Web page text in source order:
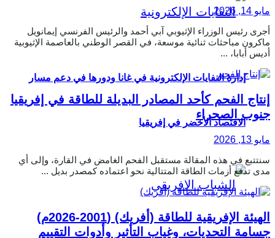
إدارة النفايات الإلكترونية في غانا ودورها في دعم مسار
الاقتصاد الأخضر في إفريقيا
مايو 14, 2026
أجرى رئيس الوزراء الإثيوبي آبي أحمد والرئيس الفرنسي إيمانويل
ماكرون مباحثات ثنائية موسعة، في القصر الوطني بالعاصمة الإثيوبية
أديس أبابا، ...
إنتاج الفحم كأحد المصادر البديلة للطاقة في إفريقيا
جنوب الصحراء
مايو 13, 2026
سنتتبع في هذه المقالة مستقبل الفحم الغامض في القارة، وإلى أي
مدى تدفع أزمات الطاقة المتتالية نحو اعتماده كمصدر بديل ...
الهيئة الإفريقية للطاقة (أفريك) (2001-2026م)
جسامة التحديات، وغياب التأثير وأدوات التقييم